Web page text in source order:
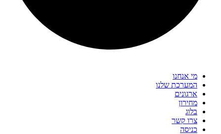
מי אנחנו
המערכת שלנו
ארגונים
מחירון
בלוג
צרו קשר
כניסה